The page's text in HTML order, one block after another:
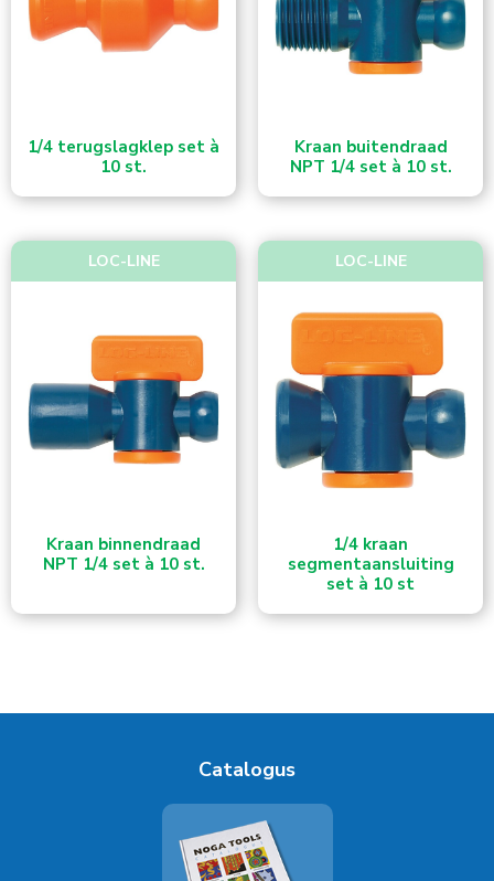
1/4 terugslagklep set à
10 st.
Kraan buitendraad
NPT 1/4 set à 10 st.
LOC-LINE
Kraan binnendraad
NPT 1/4 set à 10 st.
LOC-LINE
1/4 kraan
segmentaansluiting
set à 10 st
Catalogus